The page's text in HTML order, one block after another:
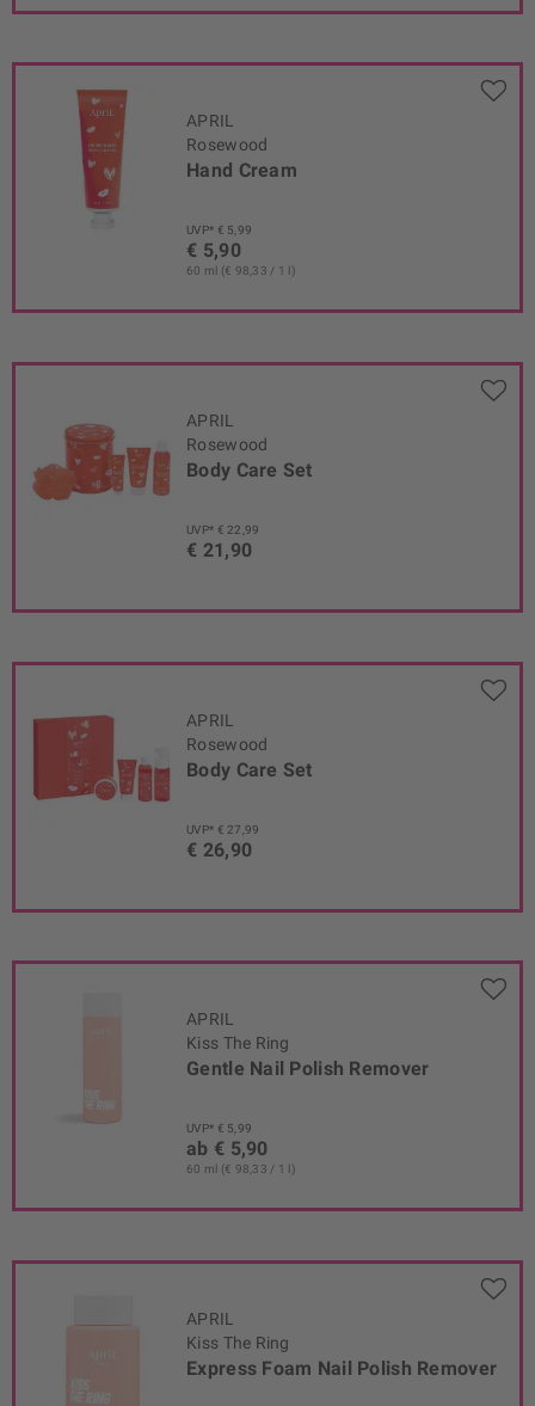
APRIL
Rosewood
Hand Cream
UVP* € 5,99
€ 5,90
60 ml (€ 98,33 / 1 l)
APRIL
Rosewood
Body Care Set
UVP* € 22,99
€ 21,90
APRIL
Rosewood
Body Care Set
UVP* € 27,99
€ 26,90
APRIL
Kiss The Ring
Gentle Nail Polish Remover
UVP* € 5,99
ab € 5,90
60 ml (€ 98,33 / 1 l)
APRIL
Kiss The Ring
Express Foam Nail Polish Remover